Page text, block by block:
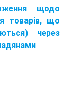
щодо
товарів, що
через